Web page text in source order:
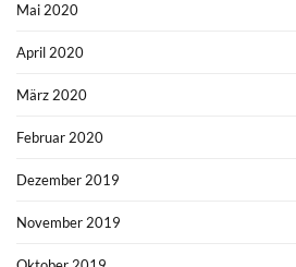
Mai 2020
April 2020
März 2020
Februar 2020
Dezember 2019
November 2019